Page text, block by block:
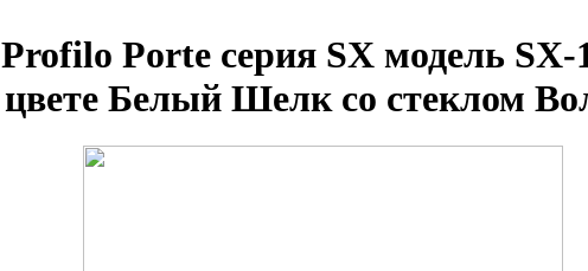
Profilo Porte серия SX модель SX-
цвете Белый Шелк со стеклом